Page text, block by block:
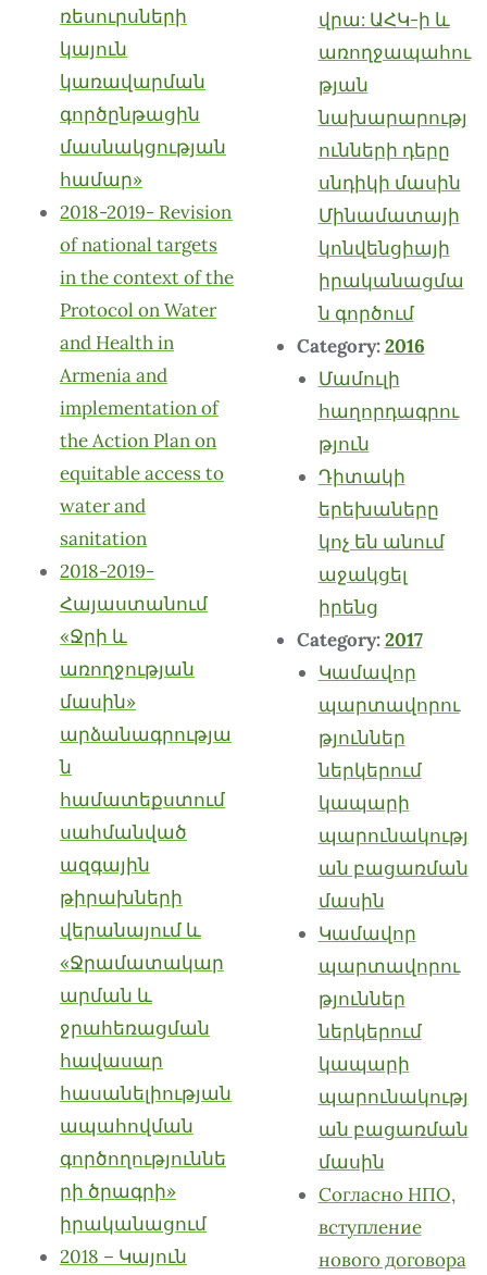
ռեսուրսների
կայուն
կառավարման
գործընթացին
մասնակցության
համար»
2018-2019- Revision
of national targets
in the context of the
Protocol on Water
and Health in
Armenia and
implementation of
the Action Plan on
equitable access to
water and
sanitation
2018-2019-
Հայաստանում
«Ջրի և
առողջության
մասին»
արձանագրությա
ն
համատեքստում
սահմանված
ազգային
թիրախների
վերանայում և
«Ջրամատակար
արման և
ջրահեռացման
հավասար
հասանելիության
ապահովման
գործողություննե
րի ծրագրի»
իրականացում
2018 – Կայուն
վրա: ԱՀԿ-ի և
առողջապահու
թյան
նախարարությ
ունների դերը
սնդիկի մասին
Մինամատայի
կոնվենցիայի
իրականացմա
ն գործում
Category:2016
Մամուլի
հաղորդագրու
թյուն
Դիտակի
երեխաները
կոչ են անում
աջակցել
իրենց
Category:2017
Կամավոր
պարտավորու
թյուններ
ներկերում
կապարի
պարունակությ
ան բացառման
մասին
Կամավոր
պարտավորու
թյուններ
ներկերում
կապարի
պարունակությ
ան բացառման
մասին
Согласно НПО,
вступление
нового договора